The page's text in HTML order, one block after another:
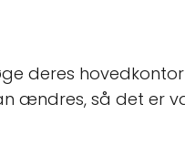
deres
ændres, så det er